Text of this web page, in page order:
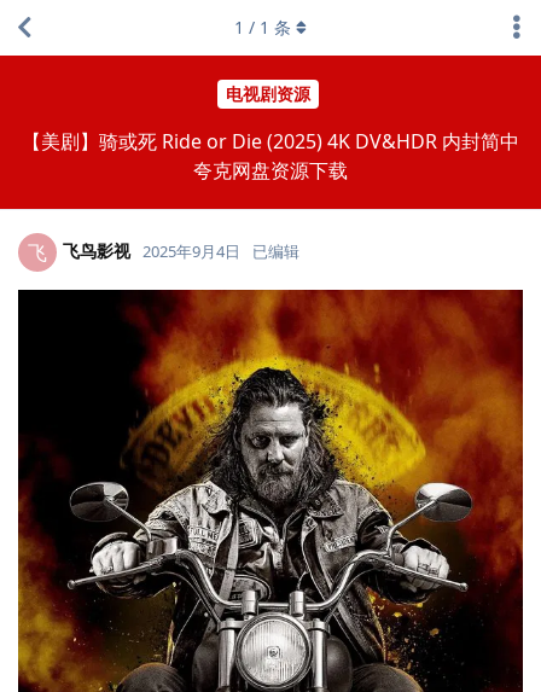
电视剧资源
【美剧】骑或死 Ride or Die (2025) 4K DV&HDR 内封简中
夸克网盘资源下载
1 / 1 条
飞 飞鸟影视 2025年9月4日 已编辑